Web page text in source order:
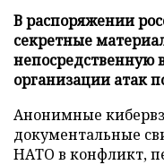
В распоряжении
секретные
непосредственную
организации атак
Анонимные
документальные
НАТО в конфликт,